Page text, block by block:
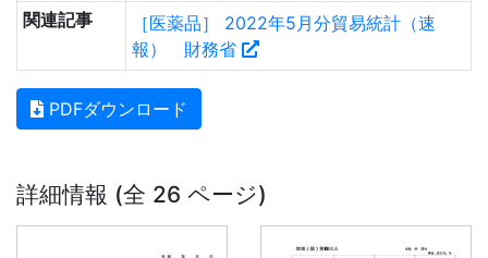
関連記事
［医薬品］ 2022年5月分貿易統計（速
報） 財務省
PDFダウンロード
詳細情報 (全 26 ページ)